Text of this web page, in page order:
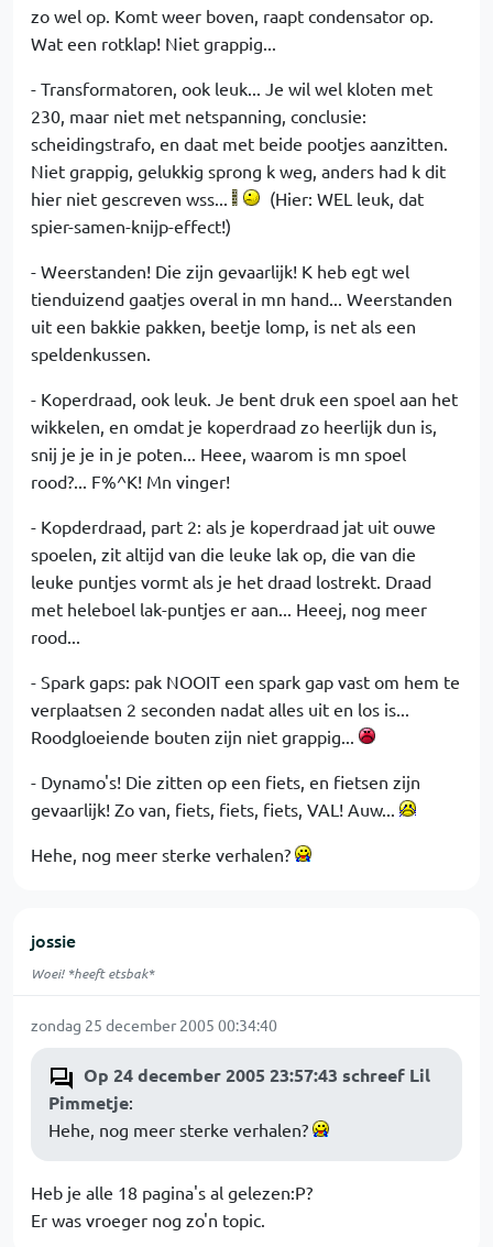
zo wel op. Komt weer boven, raapt condensator op.
Wat een rotklap! Niet grappig...
- Transformatoren, ook leuk... Je wil wel kloten met
230, maar niet met netspanning, conclusie:
scheidingstrafo, en daat met beide pootjes aanzitten.
Niet grappig, gelukkig sprong k weg, anders had k dit
hier niet gescreven wss...
(Hier: WEL leuk, dat
spier-samen-knijp-effect!)
- Weerstanden! Die zijn gevaarlijk! K heb egt wel
tienduizend gaatjes overal in mn hand... Weerstanden
uit een bakkie pakken, beetje lomp, is net als een
speldenkussen.
- Koperdraad, ook leuk. Je bent druk een spoel aan het
wikkelen, en omdat je koperdraad zo heerlijk dun is,
snij je je in je poten... Heee, waarom is mn spoel
rood?... F%^K! Mn vinger!
- Kopderdraad, part 2: als je koperdraad jat uit ouwe
spoelen, zit altijd van die leuke lak op, die van die
leuke puntjes vormt als je het draad lostrekt. Draad
met heleboel lak-puntjes er aan... Heeej, nog meer
rood...
- Spark gaps: pak NOOIT een spark gap vast om hem te
verplaatsen 2 seconden nadat alles uit en los is...
Roodgloeiende bouten zijn niet grappig...
- Dynamo's! Die zitten op een fiets, en fietsen zijn
gevaarlijk! Zo van, fiets, fiets, fiets, VAL! Auw...
Hehe, nog meer sterke verhalen?
jossie
Woei! *heeft etsbak*
zondag 25 december 2005 00:34:40
Op 24 december 2005 23:57:43 schreef Lil
Pimmetje:
Hehe, nog meer sterke verhalen?
Heb je alle 18 pagina's al gelezen:P?
Er was vroeger nog zo'n topic.